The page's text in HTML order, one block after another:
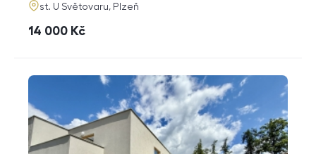
adresa
st. U Světovaru, Plzeň
cena
14 000 Kč